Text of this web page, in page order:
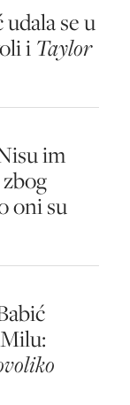
se u
i Taylor
im
oni su